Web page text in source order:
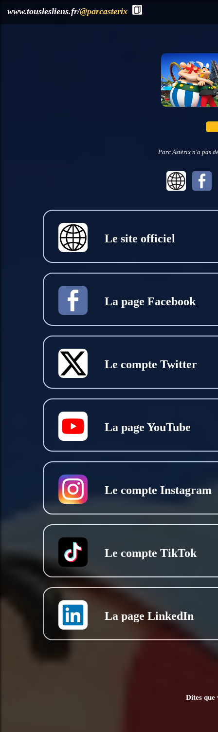
www.touslesliens.fr/@parcasterix
Parc Astérix n'a pas
Le site officiel
La page Facebook
Le compte Twitter
La page YouTube
Le compte Instagram
Le compte TikTok
La page LinkedIn
Dites que